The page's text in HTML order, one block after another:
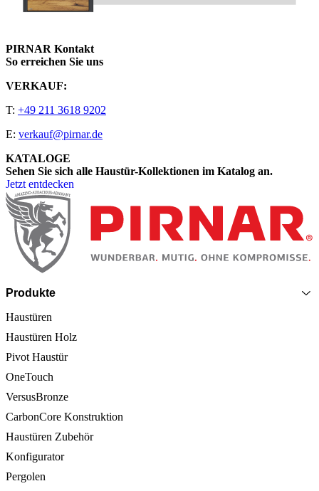
PIRNAR Kontakt
So erreichen Sie uns
VERKAUF:
T: +49 211 3618 9202
E: verkauf@pirnar.de
KATALOGE
Sehen Sie sich alle Haustür-Kollektionen im Katalog an.
Jetzt entdecken
Seitenfooter
Produkte
Haustüren
Haustüren Holz
Pivot Haustür
OneTouch
VersusBronze
CarbonCore Konstruktion
Haustüren Zubehör
Konfigurator
Pergolen